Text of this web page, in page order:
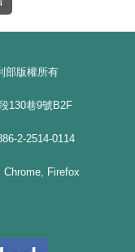
部版權所有
130巷9號B2F
2-2514-0114
Firefox